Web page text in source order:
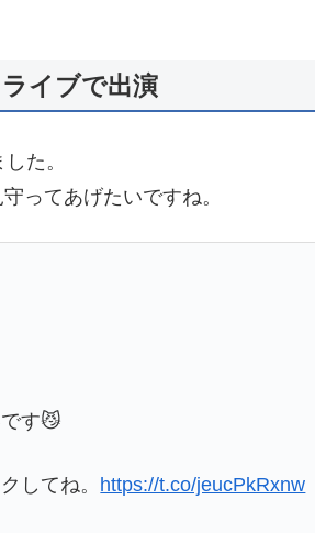
イブで出演
た。
ってあげたいですね。
す😼
してね。 https://t.co/jeucPkRxnw